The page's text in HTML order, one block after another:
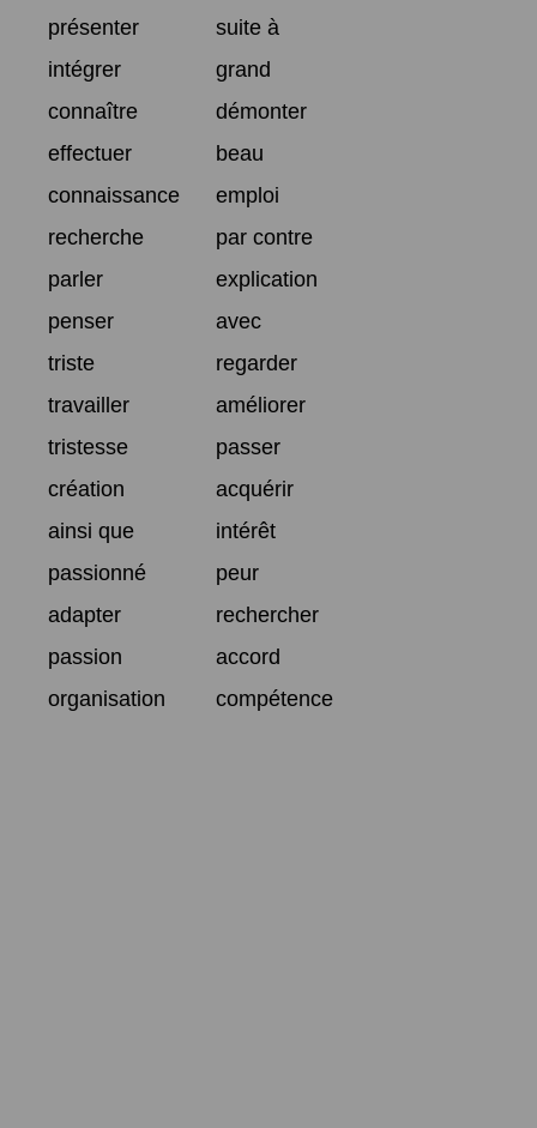
présenter
suite à
intégrer
grand
connaître
démonter
effectuer
beau
connaissance
emploi
recherche
par contre
parler
explication
penser
avec
triste
regarder
travailler
améliorer
tristesse
passer
création
acquérir
ainsi que
intérêt
passionné
peur
adapter
rechercher
passion
accord
organisation
compétence